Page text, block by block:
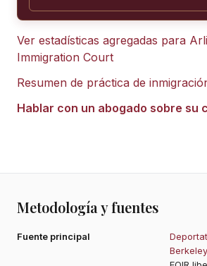
Ver estadísticas agregadas para
Immigration Court
Resumen de práctica de
Hablar con un abogado sobre su
Metodología y fuentes
Fuente principal